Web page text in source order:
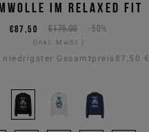
IM RELAXED FIT
€175,00 -50%
€87,50
(inkl. MwSt.)
niedrigster Gesamtpreis 87,50 €